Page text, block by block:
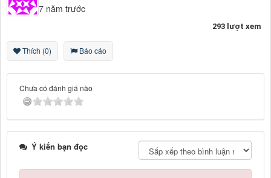
7 năm trước
293 lượt xem
Thích (0) Báo cáo
Chưa có đánh giá nào
Ý kiến bạn đọc